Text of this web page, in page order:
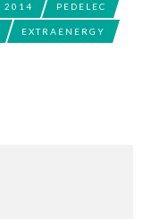
2014 PEDELEC
EXTRAENERGY